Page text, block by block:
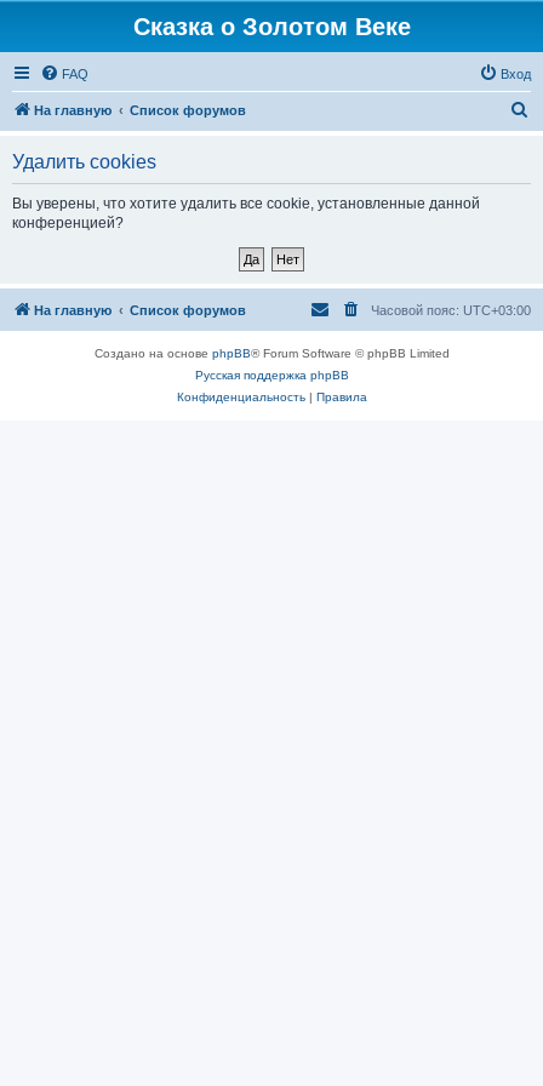
Сказка о Золотом Веке
FAQ Вход
На главную Список форумов
Удалить cookies
Вы уверены, что хотите удалить все cookie, установленные данной
конференцией?
На главную Список форумов Часовой пояс: UTC+03:00
Создано на основе phpBB® Forum Software © phpBB Limited
Русская поддержка phpBB
Конфиденциальность| Правила